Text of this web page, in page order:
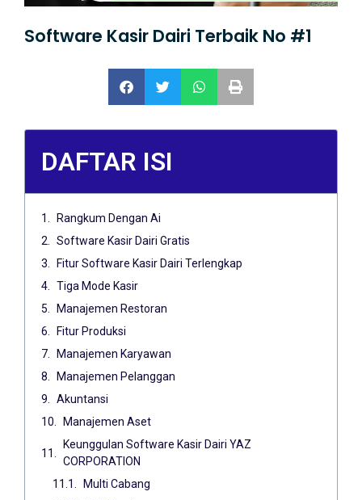
Software Kasir Dairi Terbaik No #1
DAFTAR ISI
Rangkum Dengan Ai
Software Kasir Dairi Gratis
Fitur Software Kasir Dairi Terlengkap
Tiga Mode Kasir
Manajemen Restoran
Fitur Produksi
Manajemen Karyawan
Manajemen Pelanggan
Akuntansi
Manajemen Aset
Keunggulan Software Kasir Dairi YAZ
CORPORATION
Multi Cabang